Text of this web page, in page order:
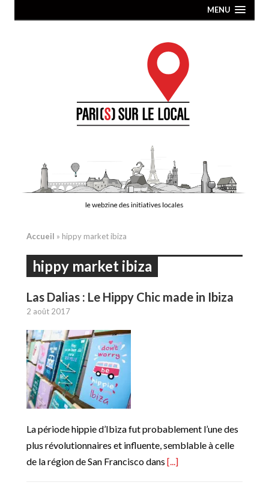
MENU
Accueil » hippy market ibiza
hippy market ibiza
Las Dalias : Le Hippy Chic made in Ibiza
2 août 2017
La période hippie d’Ibiza fut probablement l’une des
plus révolutionnaires et influente, semblable à celle
de la région de San Francisco dans [...]